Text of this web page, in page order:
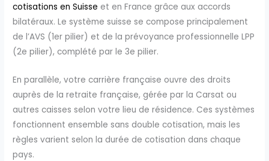
cotisations en Suisse et en France grâce aux accords
bilatéraux. Le système suisse se compose principalement
de l’AVS (1er pilier) et de la prévoyance professionnelle LPP
(2e pilier), complété par le 3e pilier.
En parallèle, votre carrière française ouvre des droits
auprès de la retraite française, gérée par la Carsat ou
autres caisses selon votre lieu de résidence. Ces systèmes
fonctionnent ensemble sans double cotisation, mais les
règles varient selon la durée de cotisation dans chaque
pays.